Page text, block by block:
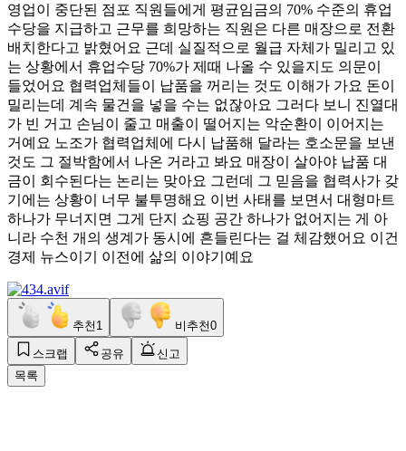
영업이 중단된 점포 직원들에게 평균임금의 70% 수준의 휴업
수당을 지급하고 근무를 희망하는 직원은 다른 매장으로 전환
배치한다고 밝혔어요 근데 실질적으로 월급 자체가 밀리고 있
는 상황에서 휴업수당 70%가 제때 나올 수 있을지도 의문이
들었어요 협력업체들이 납품을 꺼리는 것도 이해가 가요 돈이
밀리는데 계속 물건을 넣을 수는 없잖아요 그러다 보니 진열대
가 빈 거고 손님이 줄고 매출이 떨어지는 악순환이 이어지는
거예요 노조가 협력업체에 다시 납품해 달라는 호소문을 보낸
것도 그 절박함에서 나온 거라고 봐요 매장이 살아야 납품 대
금이 회수된다는 논리는 맞아요 그런데 그 믿음을 협력사가 갖
기에는 상황이 너무 불투명해요 이번 사태를 보면서 대형마트
하나가 무너지면 그게 단지 쇼핑 공간 하나가 없어지는 게 아
니라 수천 개의 생계가 동시에 흔들린다는 걸 체감했어요 이건
경제 뉴스이기 이전에 삶의 이야기예요
추천 1 비추천0
스크랩 공유
신고
목록